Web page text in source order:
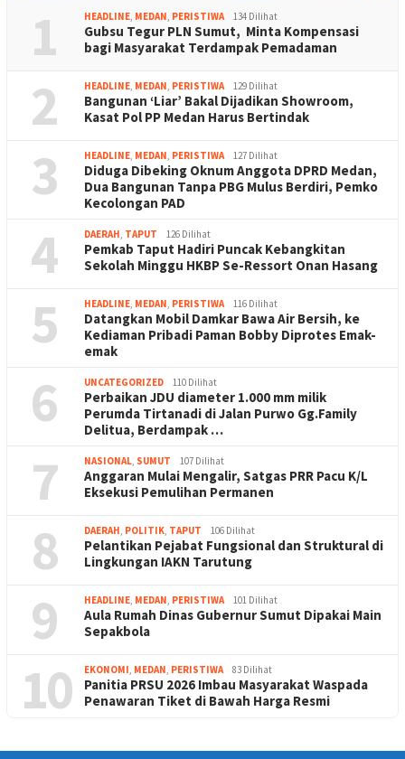
1 HEADLINE, MEDAN, PERISTIWA 134 Dilihat
Gubsu Tegur PLN Sumut, Minta Kompensasi
bagi Masyarakat Terdampak Pemadaman
2 HEADLINE, MEDAN, PERISTIWA 129 Dilihat
Bangunan ‘Liar’ Bakal Dijadikan Showroom,
Kasat Pol PP Medan Harus Bertindak
3 HEADLINE, MEDAN, PERISTIWA 127 Dilihat
Diduga Dibeking Oknum Anggota DPRD Medan,
Dua Bangunan Tanpa PBG Mulus Berdiri, Pemko
Kecolongan PAD
4 DAERAH, TAPUT 126 Dilihat
Pemkab Taput Hadiri Puncak Kebangkitan
Sekolah Minggu HKBP Se-Ressort Onan Hasang
5 HEADLINE, MEDAN, PERISTIWA 116 Dilihat
Datangkan Mobil Damkar Bawa Air Bersih, ke
Kediaman Pribadi Paman Bobby Diprotes Emak-
emak
6 UNCATEGORIZED 110 Dilihat
Perbaikan JDU diameter 1.000 mm milik
Perumda Tirtanadi di Jalan Purwo Gg.Family
Delitua, Berdampak …
7 NASIONAL, SUMUT 107 Dilihat
Anggaran Mulai Mengalir, Satgas PRR Pacu K/L
Eksekusi Pemulihan Permanen
8 DAERAH, POLITIK, TAPUT 106 Dilihat
Pelantikan Pejabat Fungsional dan Struktural di
Lingkungan IAKN Tarutung
9 HEADLINE, MEDAN, PERISTIWA 101 Dilihat
Aula Rumah Dinas Gubernur Sumut Dipakai Main
Sepakbola
10 EKONOMI, MEDAN, PERISTIWA 83 Dilihat
Panitia PRSU 2026 Imbau Masyarakat Waspada
Penawaran Tiket di Bawah Harga Resmi